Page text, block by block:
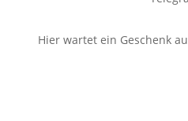
Hier wartet ein Geschenk